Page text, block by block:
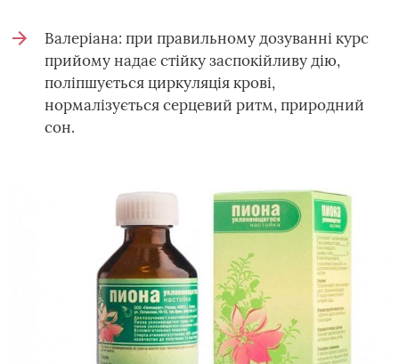
Валеріана: при правильному дозуванні курс
прийому надає стійку заспокійливу дію,
поліпшується циркуляція крові,
нормалізується серцевий ритм, природний
сон.